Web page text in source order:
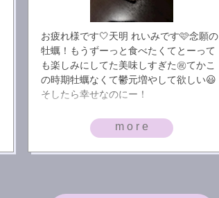
お疲れ様です🤍天明 れいみです🩷念願の
牡蠣！もうずーっと食べたくてとーって
も楽しみにしてた美味しすぎた㊗️てかこ
の時期牡蠣なくて鬱元増やして欲しい😃
そしたら幸せなのにー！
more